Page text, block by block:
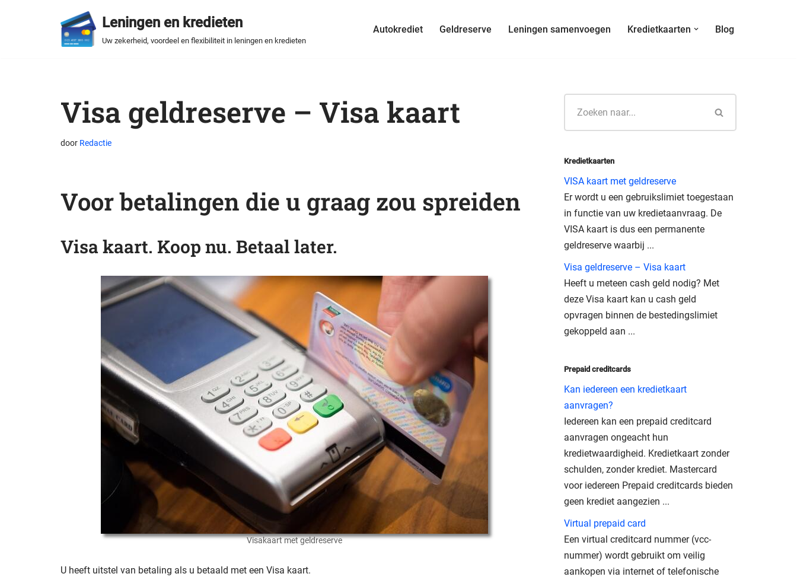
Leningen en kredieten
Uw zekerheid, voordeel en flexibiliteit in leningen en kredieten
Autokrediet Geldreserve Leningen samenvoegen Kredietkaarten Blog
Visa geldreserve – Visa kaart
door Redactie
Voor betalingen die u graag zou spreiden
Visa kaart. Koop nu. Betaal later.
Visakaart met geldreserve
U heeft uitstel van betaling als u betaald met een Visa kaart.
Kredietkaarten
VISA kaart met geldreserve
Er wordt u een gebruikslimiet toegestaan
in functie van uw kredietaanvraag. De
VISA kaart is dus een permanente
geldreserve waarbij ...
Visa geldreserve – Visa kaart
Heeft u meteen cash geld nodig? Met
deze Visa kaart kan u cash geld
opvragen binnen de bestedingslimiet
gekoppeld aan ...
Prepaid creditcards
Kan iedereen een kredietkaart
aanvragen?
Iedereen kan een prepaid creditcard
aanvragen ongeacht hun
kredietwaardigheid. Kredietkaart zonder
schulden, zonder krediet. Mastercard
voor iedereen Prepaid creditcards bieden
geen krediet aangezien ...
Virtual prepaid card
Een virtual creditcard nummer (vcc-
nummer) wordt gebruikt om veilig
aankopen via internet of telefonische